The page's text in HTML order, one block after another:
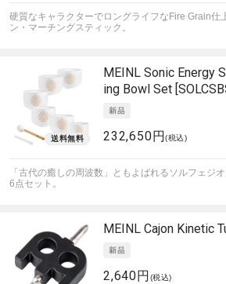
硬質なキャラクターでロングライフなFire Grain仕
ン・マーチングスティック。
MEINL Sonic Energy
ing Bowl Set
232,650円(税込)
「古代の癒しの周波数」ともよばれるソルフェジ
6点セット。
MEINL Cajon Kinetic
2,640円 (税込)